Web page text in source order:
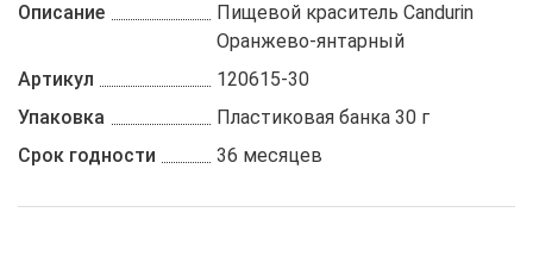
Описание
Пищевой краситель Candurin
Оранжево-янтарный
Артикул
120615-30
Упаковка
Пластиковая банка 30 г
Срок годности
36 месяцев